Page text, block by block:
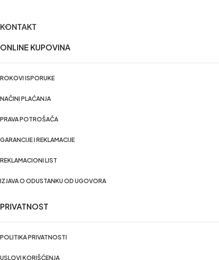
KONTAKT
ONLINE KUPOVINA
ROKOVI ISPORUKE
NAČINI PLAĆANJA
PRAVA POTROŠAČA
GARANCIJE I REKLAMACIJE
REKLAMACIONI LIST
IZJAVA O ODUSTANKU OD UGOVORA
PRIVATNOST
POLITIKA PRIVATNOSTI
USLOVI KORIŠĆENJA